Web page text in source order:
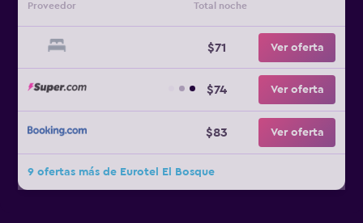
Proveedor Total noche
$71 Ver oferta
$74 Ver oferta
$83 Ver oferta
9 ofertas más de Eurotel El Bosque